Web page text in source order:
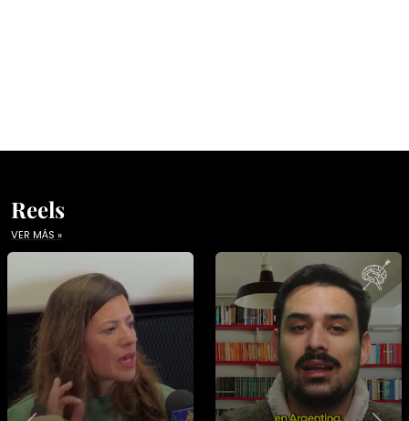
Reels
VER MÁS »